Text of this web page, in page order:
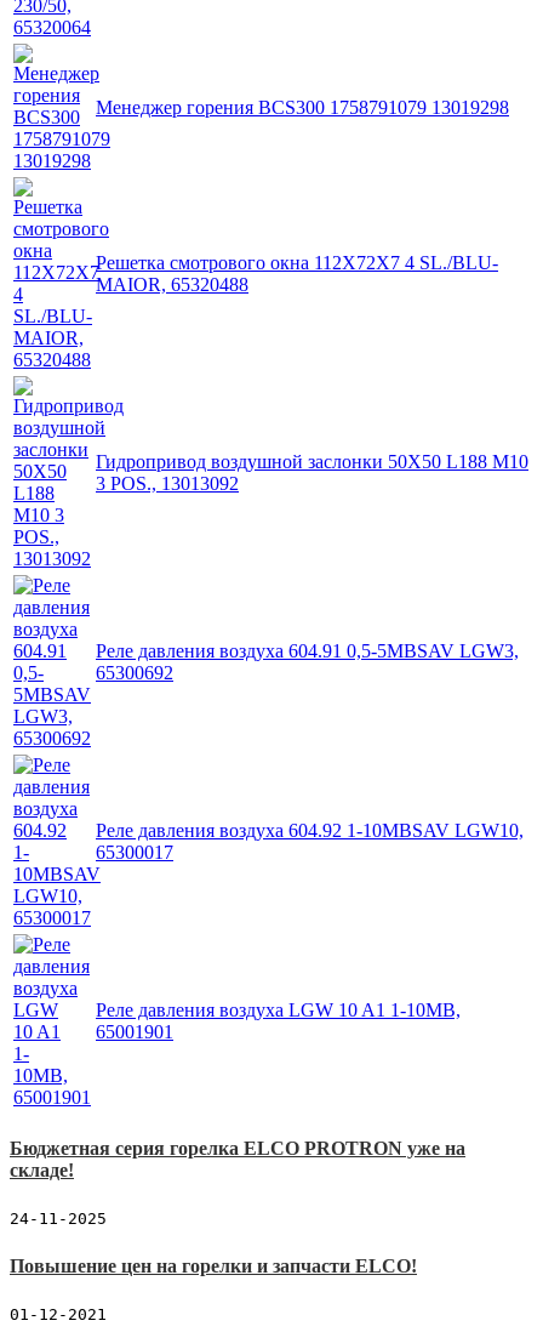
Менеджер горения BCS300 1758791079 13019298
Решетка смотрового окна 112X72X7 4 SL./BLU-
MAIOR, 65320488
Гидропривод воздушной заслонки 50X50 L188 M10
3 POS., 13013092
Реле давления воздуха 604.91 0,5-5MBSAV LGW3,
65300692
Реле давления воздуха 604.92 1-10MBSAV LGW10,
65300017
Реле давления воздуха LGW 10 A1 1-10MB,
65001901
Бюджетная серия горелка ELCO PROTRON уже на
складе!
24-11-2025
Повышение цен на горелки и запчасти ELCO!
01-12-2021